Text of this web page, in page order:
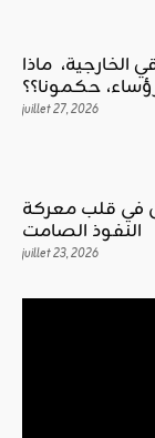
الخارجية، ماذا
حكمونا؟؟
juillet 27, 2026
في قلب معركة
النفوذ الصامت
juillet 23, 2026